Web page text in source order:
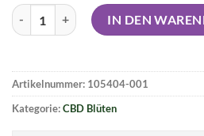
Sweet Amnesia MengeIN DEN
Artikelnummer: 105404-001
Kategorie:CBD Blüten